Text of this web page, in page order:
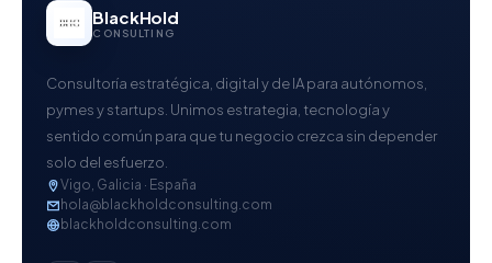
BlackHold
CONSULTING
Consultoría estratégica, digital y de IA para autónomos,
pymes y startups. Unimos estrategia, tecnología y
sentido común para que tu negocio crezca sin depender
solo del esfuerzo.
Vigo, Galicia · España
hola@blackholdconsulting.com
blackholdconsulting.com